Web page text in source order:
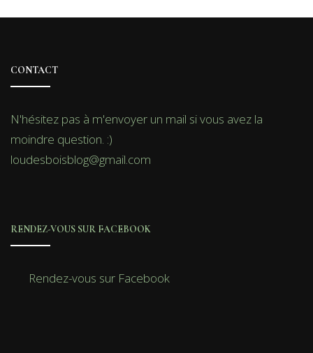
CONTACT
N'hésitez pas à m'envoyer un mail si vous avez la
moindre question. :)
loudesboisblog@gmail.com
RENDEZ-VOUS SUR FACEBOOK
Rendez-vous sur Facebook